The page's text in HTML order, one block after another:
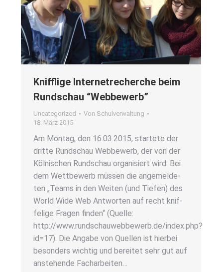
Kniff­li­ge Inter­net­re­cher­che beim
Rund­schau “Web­be­werb”
Uncategorized Von Schulverwaltung
18. März 2015
Am Mon­tag, den 16.03.2015, star­te­te der
drit­te Rund­schau Web­be­werb, der von der
Köl­ni­schen Rund­schau orga­ni­siert wird. Bei
dem Wett­be­werb müs­sen die ange­mel­de­
ten „Teams in den Wei­ten (und Tie­fen) des
World Wide Web Ant­wor­ten auf recht knif­
fe­li­ge Fra­gen fin­den“ (Quel­le:
http://www.rundschauwebbewerb.de/index.php?
id=17). Die Anga­be von Quel­len ist hier­bei
beson­ders wich­tig und berei­tet sehr gut auf
anste­hen­de Fach­ar­bei­ten…